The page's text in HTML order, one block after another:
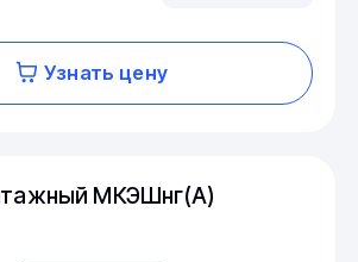
Узнать цену
МКЭШнг(А)